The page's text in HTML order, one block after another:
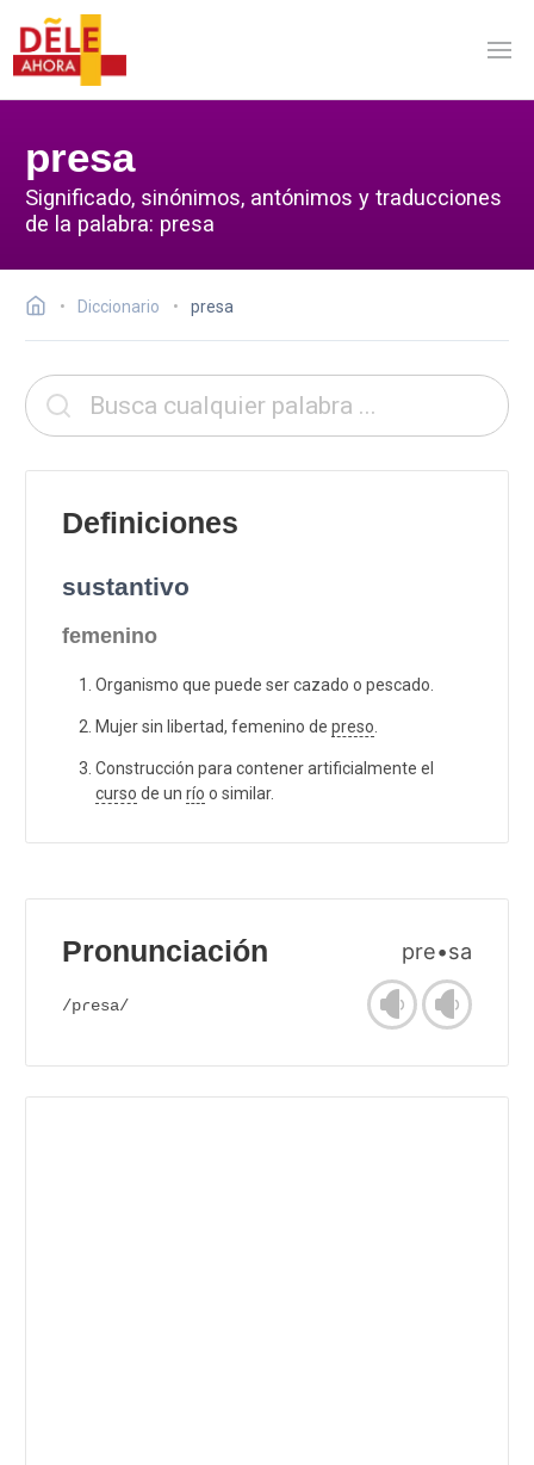
presa
Significado, sinónimos, antónimos y traducciones
de la palabra: presa
Diccionario presa
Definiciones
sustantivo
femenino
Organismo que puede ser cazado o pescado.
Mujer sin libertad, femenino de preso
Construcción para contener artificialmente el
curso de un río o similar.
Pronunciación pre•sa
/pɾesa/